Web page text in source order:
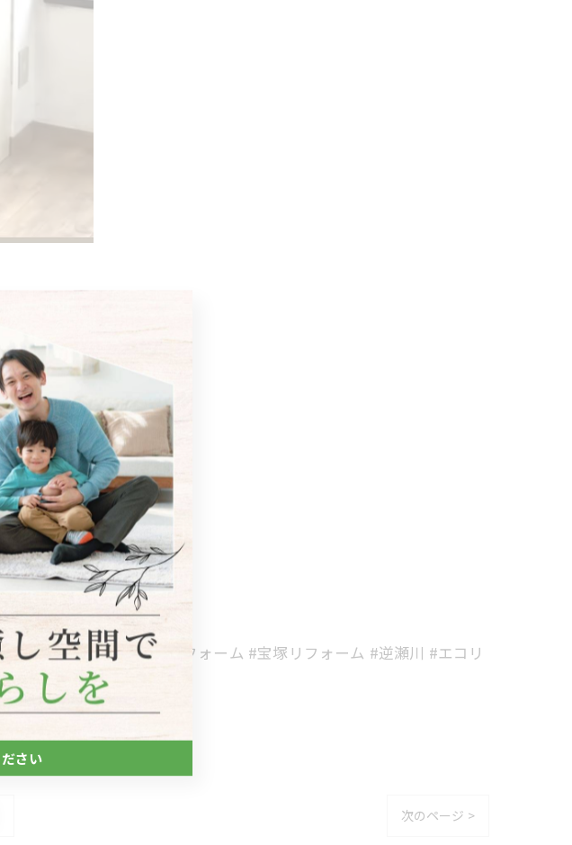
にしました。
ださい。
フォーアフター #AIリフォーム #宝塚リフォーム #逆瀬川 #エコリ
次のページ >
さい
さい